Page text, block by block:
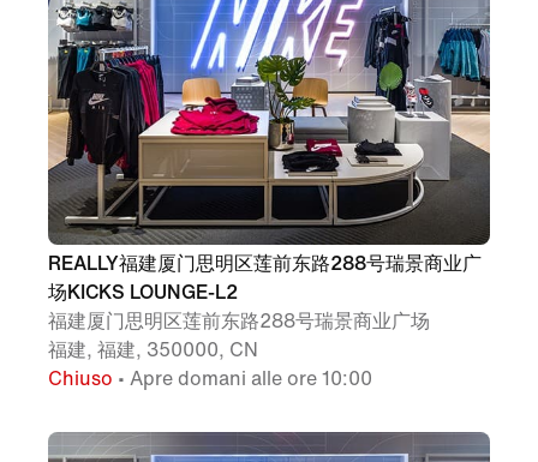
REALLY福建厦门思明区莲前东路288号瑞景商业广
场KICKS LOUNGE-L2
福建厦门思明区莲前东路288号瑞景商业广场
福建, 福建, 350000, CN
Chiuso • Apre domani alle ore 10:00